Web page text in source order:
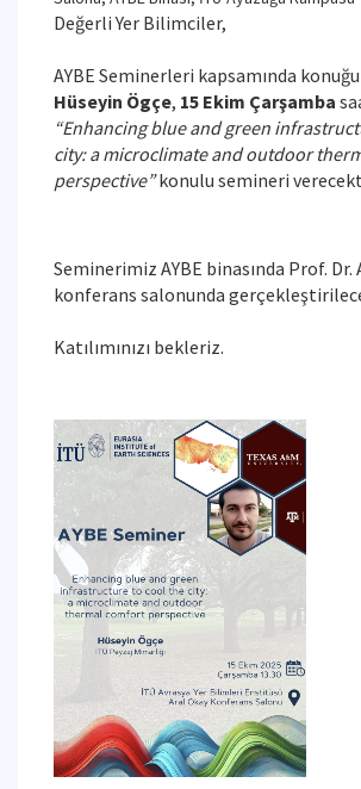
Değerli Yer Bilimciler,
AYBE Seminerleri kapsamında
Hüseyin Ögçe, 15 Ekim Çarşamba
“Enhancing blue and green
city: a microclimate and outdoor
perspective”konulu semineri
Seminerimiz AYBE binasında Prof. Dr.
konferans salonunda
Katılımınızı bekleriz.